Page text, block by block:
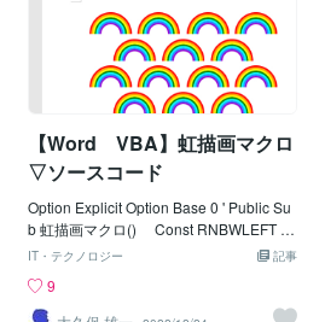
Const BMBGLNEP = (18 * BMBGBZMG)
Const BMBGLNWT = 0.75 '線の
太さ '---------------------------------------------
------------------------------ Dim Ip As Integ
er, Jp As Integer Dim Kp As Integer, Lp
As Integer Dim intDxp As Integer, intDy
p As Integer
【Word VBA】虹描画マクロ
▽ソースコード
Option Explicit Option Base 0 ' Public Su
b 虹描画マクロ() Const RNBWLEFT =
80 '描画開始位置Ｘ Const RNB
Const RNBWIRAD = 20 '内側の半径
Const RNBWRDSP = 3 '色の間隔
記事
IT・テクノロジー
9